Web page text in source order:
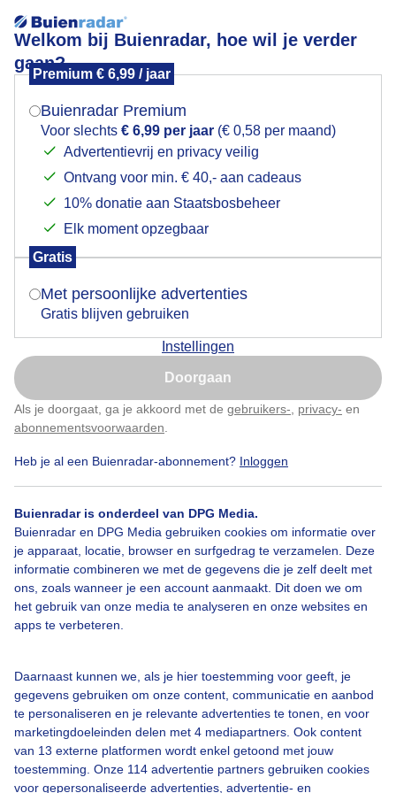
Welkom bij Buienradar, hoe wil je verder
gaan?
Premium € 6,99 / jaar
Buienradar Premium
Voor slechts € 6,99 per jaar (€ 0,58 per maand)
Advertentievrij en privacy veilig
Ontvang voor min. € 40,- aan cadeaus
10% donatie aan Staatsbosbeheer
Elk moment opzegbaar
Gratis
Met persoonlijke advertenties
Gratis blijven gebruiken
Instellingen
Doorgaan
Als je doorgaat, ga je akkoord met de gebruikers- privacy- en
abonnementsvoorwaarden
Heb je al een Buienradar-abonnement? Inloggen
Buienradar is onderdeel van DPG Media.
Buienradar en DPG Media gebruiken cookies om informatie over
je apparaat, locatie, browser en surfgedrag te verzamelen. Deze
informatie combineren we met de gegevens die je zelf deelt met
ons, zoals wanneer je een account aanmaakt. Dit doen we om
het gebruik van onze media te analyseren en onze websites en
apps te verbeteren.
Daarnaast kunnen we, als je hier toestemming voor geeft, je
gegevens gebruiken om onze content, communicatie en aanbod
te personaliseren en je relevante advertenties te tonen, en voor
marketingdoeleinden delen met 4 mediapartners. Ook content
van 13 externe platformen wordt enkel getoond met jouw
toestemming. Onze 114 advertentie partners gebruiken cookies
voor gepersonaliseerde advertenties, advertentie- en
weinigblauwelucht
Een moment geduld aub...
Populaire categorieën
Lente
Zomer
Over Buienradar
Bedrijfsgegevens
Veelgestelde vragen
Contact
Toegankelijkheid
Buienradar Team
Privacy beleid
Cookie beleid
Privacy instellingen
Mogen we je locatie gebruiken voor het
Indien je hier nog geen akkoord op hebt gegeven,
verschijnt er zo een pop-up uit je browser waarin
Is goed, toon de popup
Nu niet, misschien later
Klik hierom dit aan te passen